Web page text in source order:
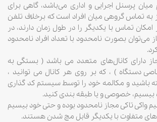
پرسنل اجرایی و اداری می‌باشد، گاهی برای
به تماس گروهی میان افراد است که برخلاف تلفن
امکان تماس با یکدیگر را در طول زمان دارند، در
می‌توان بصورت نامحدود با تعداد افراد نامحدود
دارای کانال‌های متعدد می باشد ( بستگی به
دستگاه ) ، که بر روی هر کانال می توانید ،
باشید و مکالمه خود را توسط سیستم کد گذاری
خصوصی و یا طبقه بندی کنید.
تاکی مجاز نامحدود بوده و حتی خود بیسیم
متفاوت با یکدیگر قابل مچ شدن هستند.